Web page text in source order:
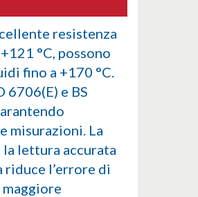
resistenza
°C, possono
fino a +170 °C.
6706(E) e BS
misurazioni. La
lettura accurata
riduce l’errore di